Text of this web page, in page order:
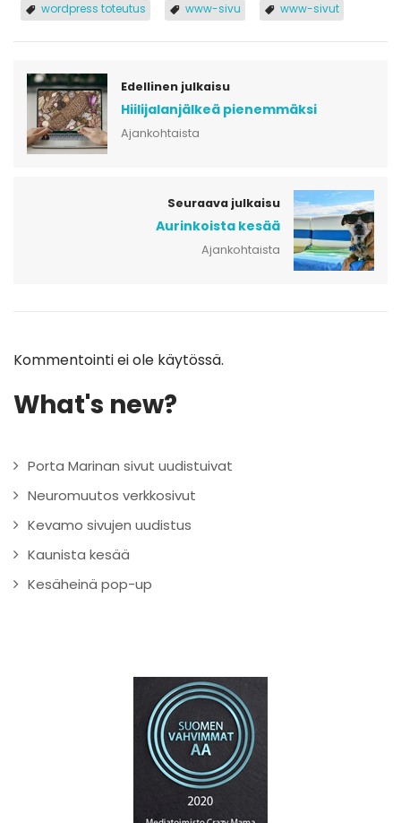
wordpress toteutus www-sivu www-sivut
Edellinen julkaisu
Hiilijalanjälkeä pienemmäksi
Ajankohtaista
Seuraava julkaisu
Aurinkoista kesää
Ajankohtaista
Kommentointi ei ole käytössä.
What's new?
Porta Marinan sivut uudistuivat
Neuromuutos verkkosivut
Kevamo sivujen uudistus
Kaunista kesää
Kesäheinä pop-up